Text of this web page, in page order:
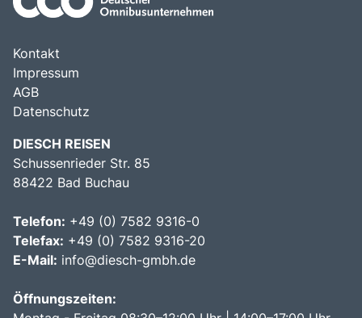
Kontakt
Impressum
AGB
Datenschutz
DIESCH REISEN
Schussenrieder Str. 85
88422 Bad Buchau
Telefon: +49 (0) 7582 9316-0
Telefax: +49 (0) 7582 9316-20
E-Mail: info@diesch-gmbh.de
Öffnungszeiten: